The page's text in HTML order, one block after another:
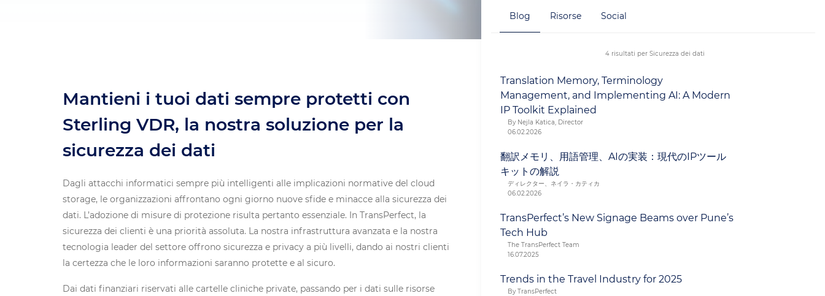
Mantieni i tuoi dati sempre protetti con
Sterling VDR, la nostra soluzione per la
sicurezza dei dati
Dagli attacchi informatici sempre più intelligenti alle implicazioni normative del cloud
storage, le organizzazioni affrontano ogni giorno nuove sfide e minacce alla sicurezza dei
dati. L’adozione di misure di protezione risulta pertanto essenziale. In TransPerfect, la
sicurezza dei clienti è una priorità assoluta. La nostra infrastruttura avanzata e la nostra
tecnologia leader del settore offrono sicurezza e privacy a più livelli, dando ai nostri clienti
la certezza che le loro informazioni saranno protette e al sicuro.​
Dai dati finanziari riservati alle cartelle cliniche private, passando per i dati sulle risorse
Blog Risorse Social
4 risultati per Sicurezza dei dati
Translation Memory, Terminology
Management, and Implementing AI: A Modern
IP Toolkit Explained
By Nejla Katica, Director
06.02.2026
翻訳メモリ、用語管理、AIの実装：現代のIPツール
キットの解説
ディレクター、ネイラ・カティカ
06.02.2026
TransPerfect’s New Signage Beams over Pune’s
Tech Hub
The TransPerfect Team
16.07.2025
Trends in the Travel Industry for 2025
By TransPerfect